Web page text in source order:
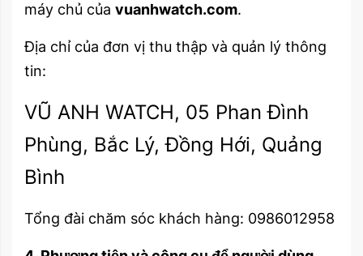
máy chủ của vuanhwatch.com.
Địa chỉ của đơn vị thu thập và quản lý thông
tin:
VŨ ANH WATCH, 05 Phan Đình
Phùng, Bắc Lý, Đồng Hới, Quảng
Bình
Tổng đài chăm sóc khách hàng: 0986012958